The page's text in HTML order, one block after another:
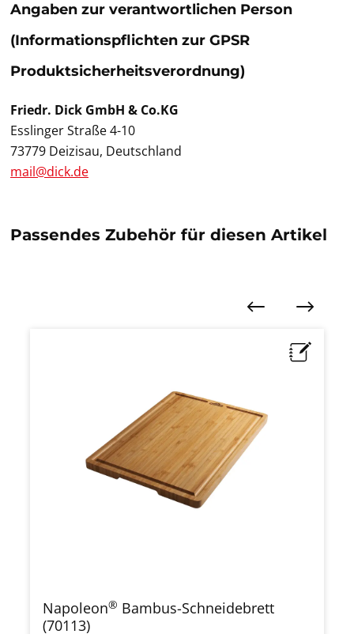
Angaben zur verantwortlichen Person
(Informationspflichten zur GPSR
Produktsicherheitsverordnung)
Friedr. Dick GmbH & Co.KG
Esslinger Straße 4-10
73779 Deizisau, Deutschland
mail@dick.de
Passendes Zubehör für diesen Artikel
Napoleon® Bambus-Schneidebrett
(70113)